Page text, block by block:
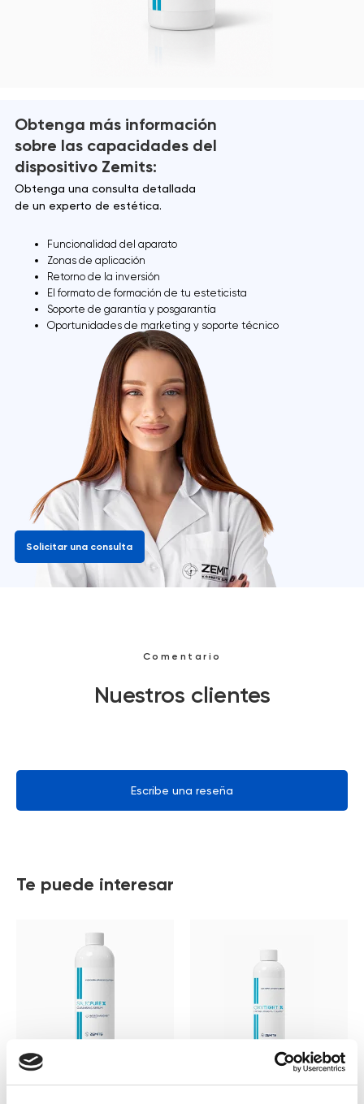
Solicitar una consulta
Obtenga más información
sobre las capacidades del
dispositivo Zemits:
Obtenga una consulta detallada
de un experto de estética.
Funcionalidad del aparato
Zonas de aplicación
Retorno de la inversión
El formato de formación de tu esteticista
Soporte de garantía y posgarantía
Oportunidades de marketing y soporte técnico
Comentario
Nuestros clientes
Escribe una reseña
Te puede interesar